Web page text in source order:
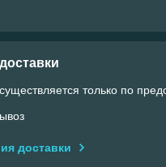
только по
доставки